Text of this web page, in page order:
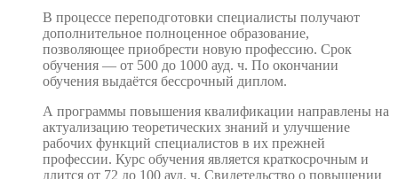
В процессе переподготовки специалисты получают
дополнительное полноценное образование,
позволяющее приобрести новую профессию. Срок
обучения — от 500 до 1000 ауд. ч. По окончании
обучения выдаётся бессрочный диплом.
А программы повышения квалификации направлены на
актуализацию теоретических знаний и улучшение
рабочих функций специалистов в их прежней
профессии. Курс обучения является краткосрочным и
длится от 72 до 100 ауд. ч. Свидетельство о повышении